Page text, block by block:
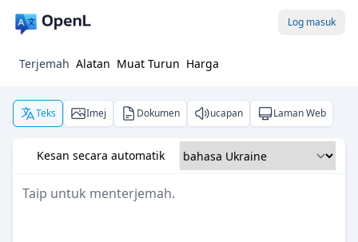
Log masuk
Terjemah Alatan Muat Turun Harga
Teks Imej Dokumen ucapan Laman Web
Kesan secara automatik